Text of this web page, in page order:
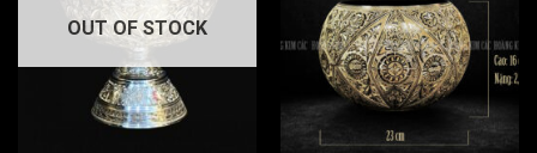
OUT OF STOCK